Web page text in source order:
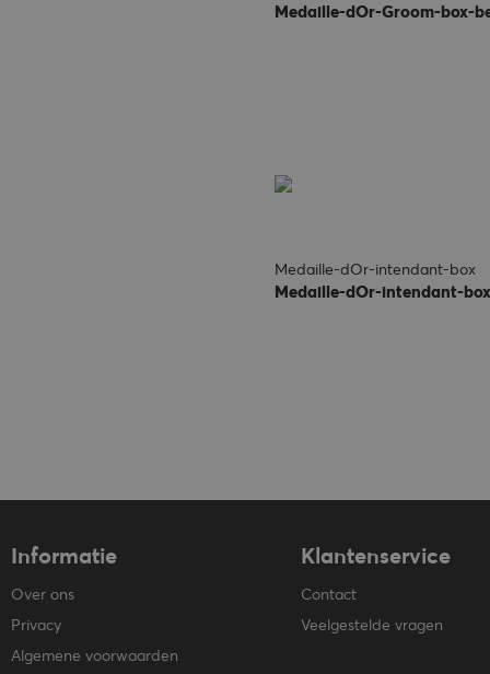
Medaille-dOr-Groom-box-
Medaille-dOr-intendant-box
Medaille-dOr-intendant-box
Informatie
Over ons
Privacy
Algemene voorwaarden
Klantenservice
Contact
Veelgestelde vragen